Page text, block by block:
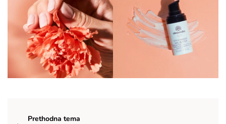
Prethodna tema